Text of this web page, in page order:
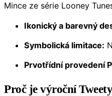
Mince ze série Looney
Ikonický a barevný
Symbolická limitace:
Prvotřídní provedení
Proč je výroční